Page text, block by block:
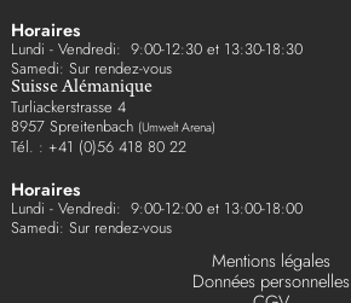
Horaires
Lundi - Vendredi: 9:00-12:30 et 13:30-18:30
Samedi: Sur rendez-vous
Suisse Alémanique
Turliackerstrasse 4
8957 Spreitenbach (Umwelt Arena)
Tél. : +41 (0)56 418 80 22
Horaires
Lundi - Vendredi: 9:00-12:00 et 13:00-18:00
Samedi: Sur rendez-vous
Mentions légales
Données personnelles